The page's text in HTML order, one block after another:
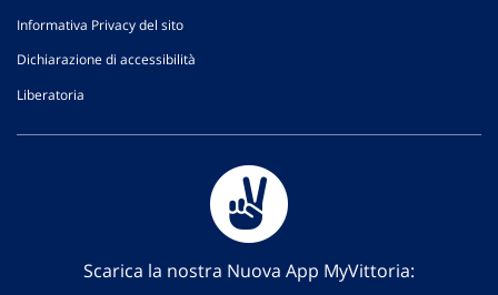
Informativa Privacy del sito
Dichiarazione di accessibilità
Liberatoria
Scarica la nostra Nuova App MyVittoria: